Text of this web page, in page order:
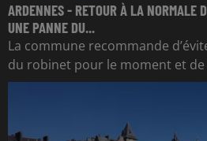
ARDENNES - RETOUR À LA NORMALE
UNE PANNE DU...
La commune recommande
du robinet pour le moment et